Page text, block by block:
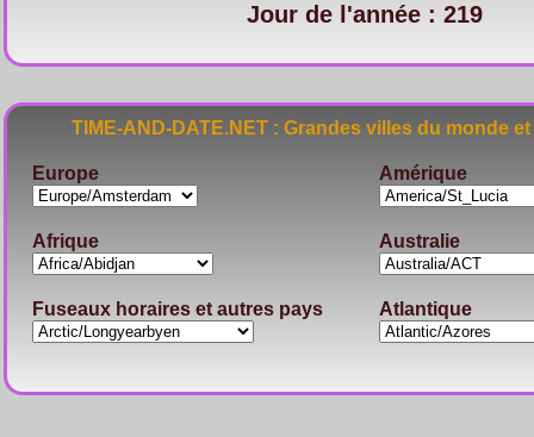
Jour de l'année : 219
TIME-AND-DATE.NET : Grandes villes du
Europe Amérique
Afrique Australie
Fuseaux horaires et autres pays Atlantique